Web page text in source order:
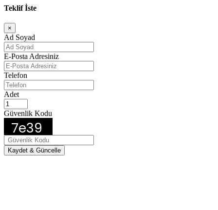
Teklif İste
×
Ad Soyad
E-Posta Adresiniz
Telefon
Adet
Güvenlik Kodu